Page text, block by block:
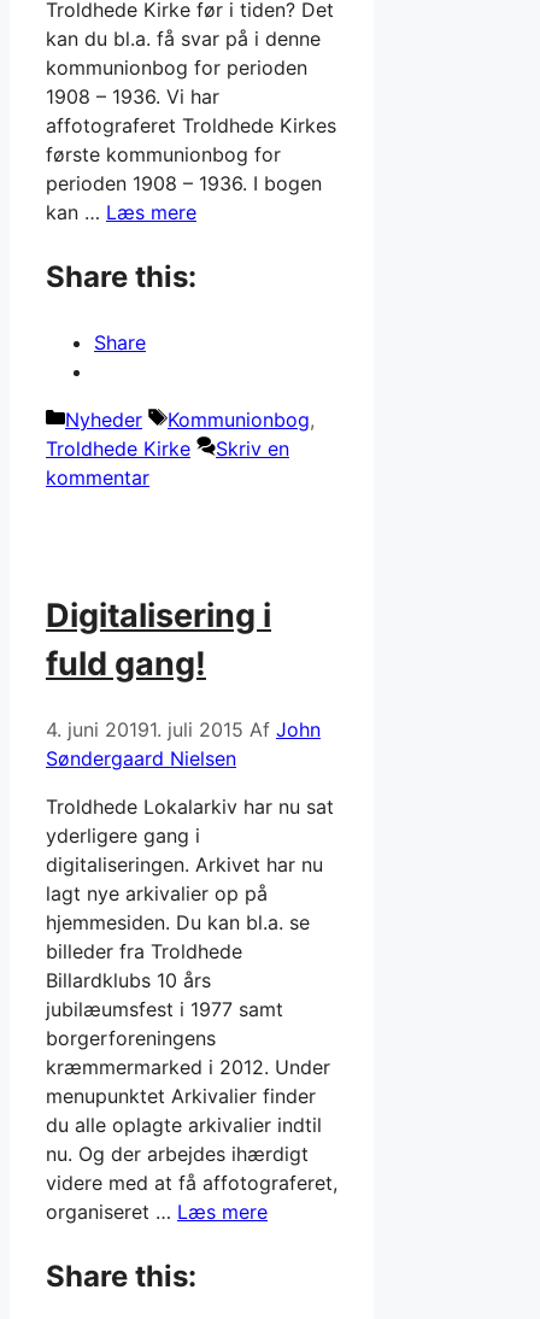
Troldhede Kirke før i tiden? Det
kan du bl.a. få svar på i denne
kommunionbog for perioden
1908 – 1936. Vi har
affotograferet Troldhede Kirkes
første kommunionbog for
perioden 1908 – 1936. I bogen
kan … Læs mere
Share this:
Share
Kategorier
Nyheder Tags
Kommunionbog,
Troldhede Kirke
Skriv en
kommentar
Digitalisering i
fuld gang!
4. juni 20191. juli 2015 Af John
Søndergaard Nielsen
Troldhede Lokalarkiv har nu sat
yderligere gang i
digitaliseringen. Arkivet har nu
lagt nye arkivalier op på
hjemmesiden. Du kan bl.a. se
billeder fra Troldhede
Billardklubs 10 års
jubilæumsfest i 1977 samt
borgerforeningens
kræmmermarked i 2012. Under
menupunktet Arkivalier finder
du alle oplagte arkivalier indtil
nu. Og der arbejdes ihærdigt
videre med at få affotograferet,
organiseret … Læs mere
Share this: